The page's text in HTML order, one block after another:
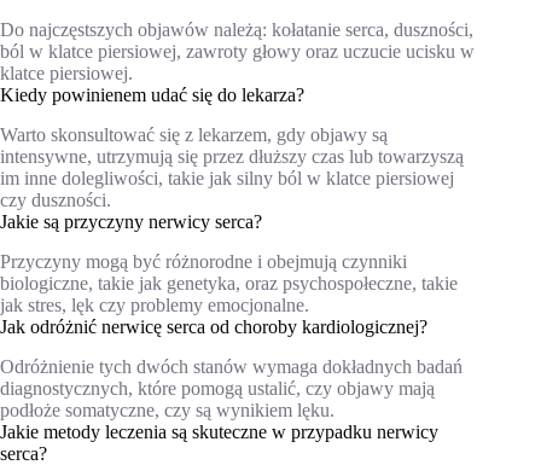
Do najczęstszych objawów należą: kołatanie serca, duszności,
ból w klatce piersiowej, zawroty głowy oraz uczucie ucisku w
klatce piersiowej.
Kiedy powinienem udać się do lekarza?
Warto skonsultować się z lekarzem, gdy objawy są
intensywne, utrzymują się przez dłuższy czas lub towarzyszą
im inne dolegliwości, takie jak silny ból w klatce piersiowej
czy duszności.
Jakie są przyczyny nerwicy serca?
Przyczyny mogą być różnorodne i obejmują czynniki
biologiczne, takie jak genetyka, oraz psychospołeczne, takie
jak stres, lęk czy problemy emocjonalne.
Jak odróżnić nerwicę serca od choroby kardiologicznej?
Odróżnienie tych dwóch stanów wymaga dokładnych badań
diagnostycznych, które pomogą ustalić, czy objawy mają
podłoże somatyczne, czy są wynikiem lęku.
Jakie metody leczenia są skuteczne w przypadku nerwicy
serca?